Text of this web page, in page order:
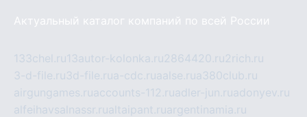
Актуальный каталог компаний по всей России
133chel.ru13autor-kolonka.ru2864420.ru2rich.ru
3-d-file.ru3d-file.rua-cdc.ruaalse.rua380club.ru
airgungames.ruaccounts-112.ruadler-jun.ruadonyev.ru
alfeihavsalnassr.rualtaipant.ruargentinamia.ru